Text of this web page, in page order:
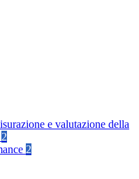
e valutazione della
2
2